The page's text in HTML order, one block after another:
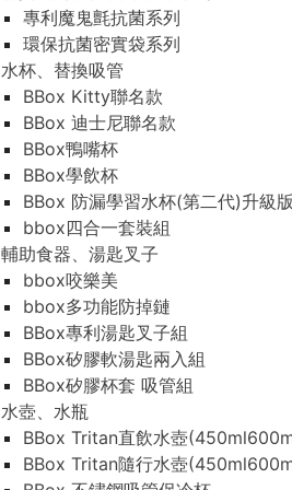
專利魔鬼氈抗菌系列
環保抗菌密實袋系列
水杯、替換吸管
BBox Kitty聯名款
BBox 迪士尼聯名款
BBox鴨嘴杯
BBox學飲杯
BBox 防漏學習水杯(第二代)升級版
bbox四合一套裝組
輔助食器、湯匙叉子
bbox咬樂美
bbox多功能防掉鏈
BBox專利湯匙叉子組
BBox矽膠軟湯匙兩入組
BBox矽膠杯套 吸管組
水壺、水瓶
BBox Tritan直飲水壺
BBox Tritan隨行水壺